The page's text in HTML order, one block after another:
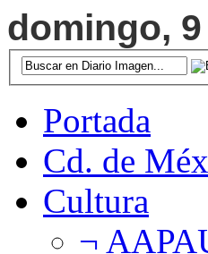
domingo,
Portada
Cd. de
Cultura
¬